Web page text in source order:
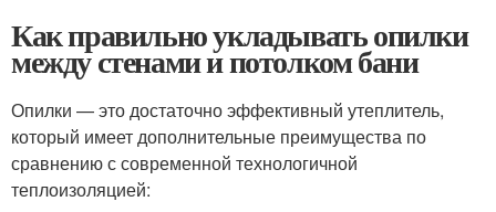
Как правильно укладывать опилки
между стенами и потолком бани
Опилки — это достаточно эффективный утеплитель,
который имеет дополнительные преимущества по
сравнению с современной технологичной
теплоизоляцией: